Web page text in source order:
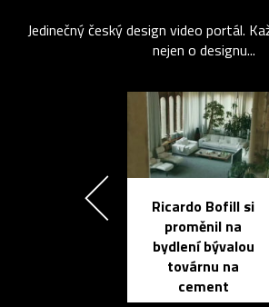
Jedinečný český design video portál.
nejen o designu...
Ricardo Bofill si
proměnil na
bydlení bývalou
továrnu na
cement